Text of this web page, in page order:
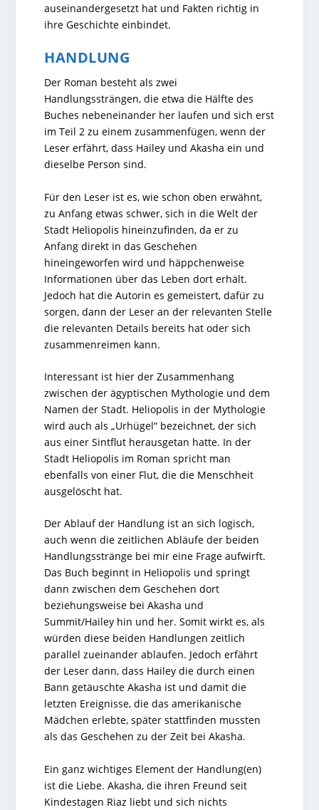
auseinandergesetzt hat und Fakten richtig in
ihre Geschichte einbindet.
HANDLUNG
Der Roman besteht als zwei
Handlungssträngen, die etwa die Hälfte des
Buches nebeneinander her laufen und sich erst
im Teil 2 zu einem zusammenfügen, wenn der
Leser erfährt, dass Hailey und Akasha ein und
dieselbe Person sind.
Für den Leser ist es, wie schon oben erwähnt,
zu Anfang etwas schwer, sich in die Welt der
Stadt Heliopolis hineinzufinden, da er zu
Anfang direkt in das Geschehen
hineingeworfen wird und häppchenweise
Informationen über das Leben dort erhält.
Jedoch hat die Autorin es gemeistert, dafür zu
sorgen, dann der Leser an der relevanten Stelle
die relevanten Details bereits hat oder sich
zusammenreimen kann.
Interessant ist hier der Zusammenhang
zwischen der ägyptischen Mythologie und dem
Namen der Stadt. Heliopolis in der Mythologie
wird auch als „Urhügel“ bezeichnet, der sich
aus einer Sintflut herausgetan hatte. In der
Stadt Heliopolis im Roman spricht man
ebenfalls von einer Flut, die die Menschheit
ausgelöscht hat.
Der Ablauf der Handlung ist an sich logisch,
auch wenn die zeitlichen Abläufe der beiden
Handlungsstränge bei mir eine Frage aufwirft.
Das Buch beginnt in Heliopolis und springt
dann zwischen dem Geschehen dort
beziehungsweise bei Akasha und
Summit/Hailey hin und her. Somit wirkt es, als
würden diese beiden Handlungen zeitlich
parallel zueinander ablaufen. Jedoch erfährt
der Leser dann, dass Hailey die durch einen
Bann getäuschte Akasha ist und damit die
letzten Ereignisse, die das amerikanische
Mädchen erlebte, später stattfinden mussten
als das Geschehen zu der Zeit bei Akasha.
Ein ganz wichtiges Element der Handlung(en)
ist die Liebe. Akasha, die ihren Freund seit
Kindestagen Riaz liebt und sich nichts